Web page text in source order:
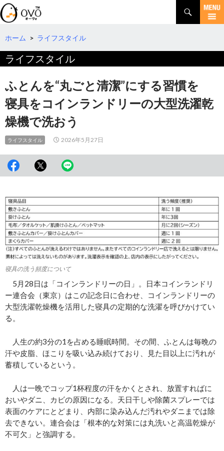
検
索
コ
テ
ツ
へ
動
ホーム > ライフスタイル
ライフスタイル
ふとんを“丸ごと清潔”にする習慣を
寝具をコインランドリーの大型洗濯乾
燥機で洗おう
ライフスタイル 2026年5月27日
寝具の洗う頻度について
5月28日は「コインランドリーの日」。日本コインランドリ
ー連合会（東京）はこの記念日に合わせ、コインランドリーの
大型洗濯乾燥機を活用した寝具の定期的な洗濯を呼びかけてい
る。
人生の約3分の1を占める睡眠時間。その間、ふとんは毎晩の
汗や皮脂、ほこりを吸い込み続けており、見た目以上に汚れが
蓄積しているという。
人は一晩でコップ1杯程度の汗をかくとされ、放置すればに
おいやダニ、カビの原因になる。天日干しや除菌スプレーでは
表面のケアにとどまり、内部に染み込んだ汚れやダニまでは除
去できない。連合会は「根本的な対策には丸洗いと高温乾燥が
不可欠」と強調する。